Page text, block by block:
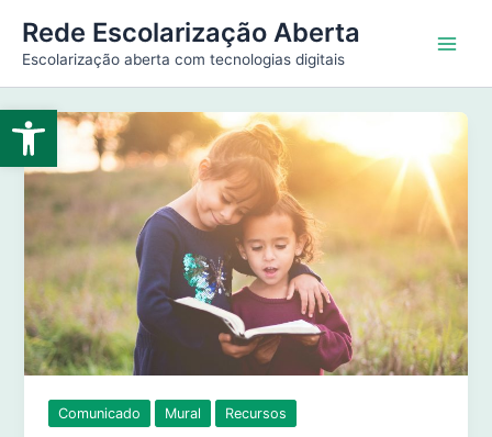
Abrir a barra de ferramentas
para
conteúdo
Rede Escolarização Aberta
Escolarização aberta com tecnologias digitais
Comunicado Mural Recursos